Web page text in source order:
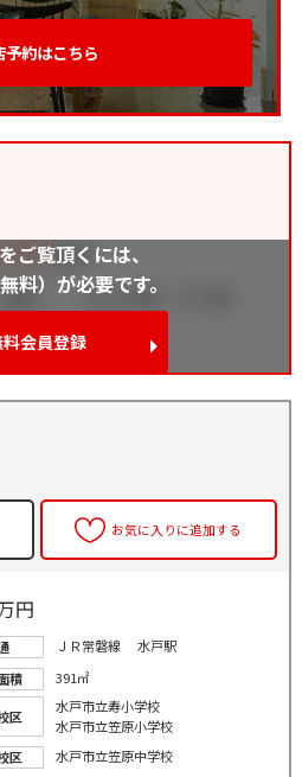
予約はこちら
ご覧頂くには、
料）が必要です。
会員登録
お気に入りに追加する
円
ＪＲ常磐線 水戸駅
積
391㎡
区
水戸市立寿小学校
水戸市立笠原小学校
区
水戸市立笠原中学校